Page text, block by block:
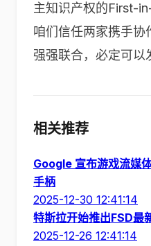
主知识产权的First-
咱们信任两家携手协
强强联合，必定可以
相关推荐
Google 宣布游戏流媒
手柄
2025-12-30 12:41:14
特斯拉开始推出FSD最
2025-12-26 12:41:14